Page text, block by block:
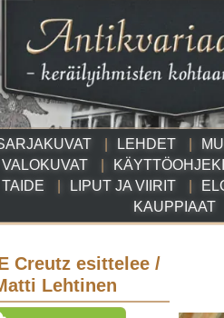
LEHDET
VALOKUVAT
TAIDE LIPUT JA VIIRIT
KAUPPIAAT
Creutz esittelee /
Lehtinen